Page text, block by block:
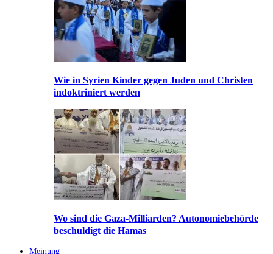
Wie in Syrien Kinder gegen Juden und Christen
indoktriniert werden
Wo sind die Gaza-Milliarden? Autonomiebehörde
beschuldigt die Hamas
Meinung